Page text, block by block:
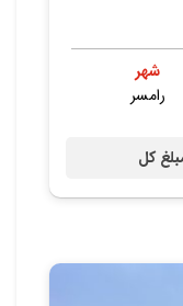
شهر
رامسر
کل